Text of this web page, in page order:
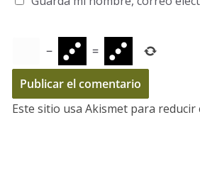
− =
Este sitio usa Akismet para reducir